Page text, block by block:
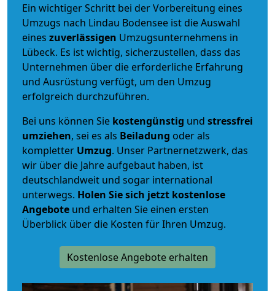
Ein wichtiger Schritt bei der Vorbereitung eines
Umzugs nach Lindau Bodensee ist die Auswahl
eines zuverlässigen Umzugsunternehmens in
Lübeck. Es ist wichtig, sicherzustellen, dass das
Unternehmen über die erforderliche Erfahrung
und Ausrüstung verfügt, um den Umzug
erfolgreich durchzuführen.
Bei uns können Sie kostengünstig und stressfrei
umziehen, sei es als Beiladung oder als
kompletter Umzug. Unser Partnernetzwerk, das
wir über die Jahre aufgebaut haben, ist
deutschlandweit und sogar international
unterwegs. Holen Sie sich jetzt kostenlose
Angebote und erhalten Sie einen ersten
Überblick über die Kosten für Ihren Umzug.
Kostenlose Angebote erhalten